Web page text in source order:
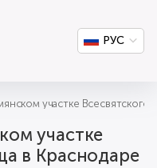
РУС
участке Всесвятского
участке
в Краснодаре